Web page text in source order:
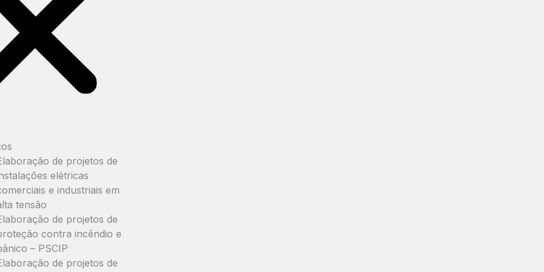
de projetos de
elétricas
e industriais em
tensão
de projetos de
contra incêndio e
– PSCIP
de projetos de